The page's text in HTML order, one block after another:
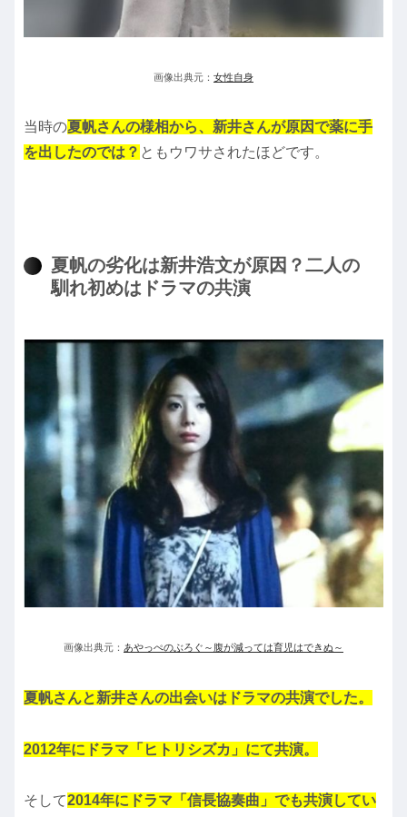
画像出典元： 女性自身
当時の夏帆さんの様相から、新井さんが原因で薬に手
を出したのでは？ ともウワサされたほどです。
夏帆の劣化は新井浩文が原因？二人の
馴れ初めはドラマの共演
画像出典元： あやっぺのぶろぐ～腹が減っては育児はできぬ～
夏帆さんと新井さんの出会いはドラマの共演でした。
2012年にドラマ「ヒトリシズカ」にて共演。
そして2014年にドラマ「信長協奏曲」でも共演してい